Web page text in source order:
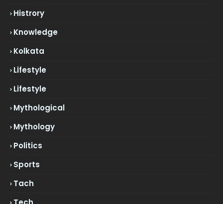
Histrory
Knowledge
Kolkata
Lifestyle
Lifestyle
Mythological
Mythology
Politics
Sports
Tach